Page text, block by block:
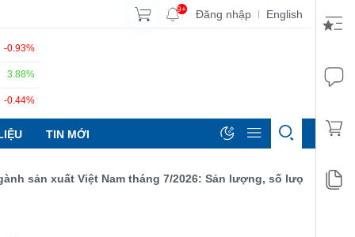
9+ Đăng nhập | English
-0.93%
3.88%
-0.44%
TIN MỚI
sản xuất Việt Nam tháng 7/2026: Sản lượng, số lượng đơn đặt